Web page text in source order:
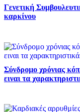
Γενετική
καρκίνου
Σύνδρομο χρόνιας
ειναι τα